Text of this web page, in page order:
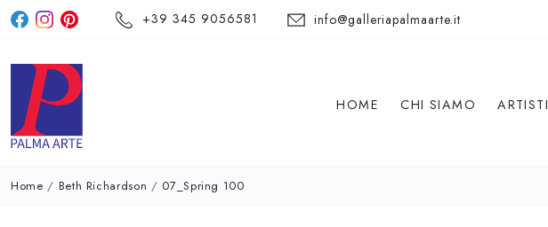
+39 345 9056581 info@galleriapalmaarte.it
HOME CHI SIAMO ARTISTI
Home / Beth Richardson / 07_Spring 100